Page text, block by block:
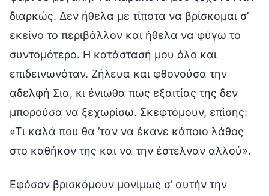
διαρκώς. Δεν ήθελα με τίποτα να βρίσκομαι σ’
εκείνο το περιβάλλον και ήθελα να φύγω το
συντομότερο. Η κατάστασή μου όλο και
επιδεινωνόταν. Ζήλευα και φθονούσα την
αδελφή Σια, κι ένιωθα πως εξαιτίας της δεν
μπορούσα να ξεχωρίσω. Σκεφτόμουν, επίσης:
«Τι καλά που θα ’ταν να έκανε κάποιο λάθος
στο καθήκον της και να την έστελναν αλλού».
Εφόσον βρισκόμουν μονίμως σ’ αυτήν την